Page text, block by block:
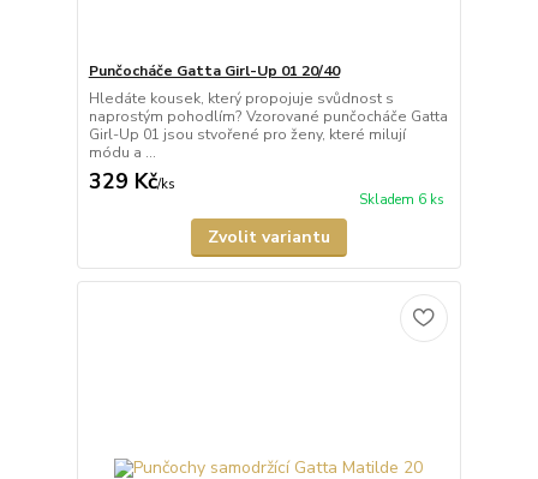
Punčocháče Gatta Girl-Up 01 20/40
Hledáte kousek, který propojuje svůdnost s
naprostým pohodlím? Vzorované punčocháče Gatta
Girl-Up 01 jsou stvořené pro ženy, které milují
módu a ...
329 Kč/ks
Skladem 6 ks
Zvolit variantu